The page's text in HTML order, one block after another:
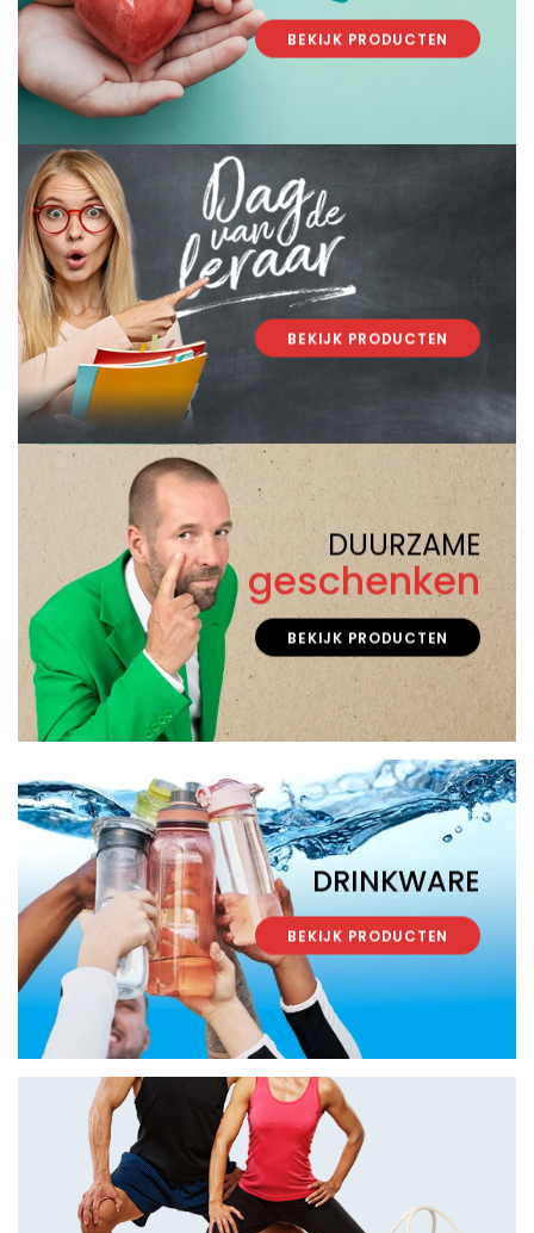
BEKIJK PRODUCTEN
BEKIJK PRODUCTEN
DUURZAME
geschenken
BEKIJK PRODUCTEN
DRINKWARE
BEKIJK PRODUCTEN